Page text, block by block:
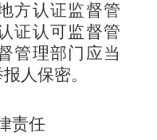
方认证监督管
证认可监督管
管理部门应当
人保密。
责任